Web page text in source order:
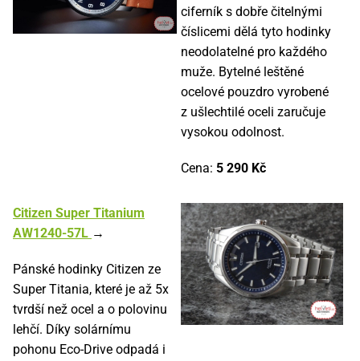
ciferník s dobře čitelnými
číslicemi dělá tyto hodinky
neodolatelné pro každého
muže. Bytelné leštěné
ocelové pouzdro vyrobené
z ušlechtilé oceli zaručuje
vysokou odolnost.
Cena: 5 290 Kč
Citizen Super Titanium
AW1240-57L →
Pánské hodinky Citizen ze
Super Titania, které je až 5x
tvrdší než ocel a o polovinu
lehčí. Díky solárnímu
pohonu Eco-Drive odpadá i